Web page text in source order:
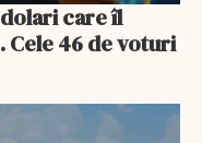
care îl
Cele 46 de voturi